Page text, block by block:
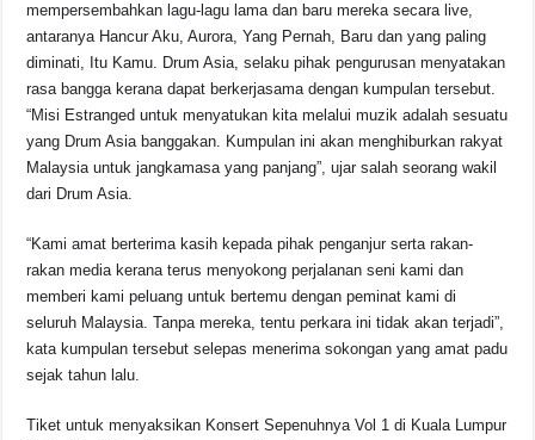
mempersembahkan lagu-lagu lama dan baru mereka secara live,
antaranya Hancur Aku, Aurora, Yang Pernah, Baru dan yang paling
diminati, Itu Kamu. Drum Asia, selaku pihak pengurusan menyatakan
rasa bangga kerana dapat berkerjasama dengan kumpulan tersebut.
“Misi Estranged untuk menyatukan kita melalui muzik adalah sesuatu
yang Drum Asia banggakan. Kumpulan ini akan menghiburkan rakyat
Malaysia untuk jangkamasa yang panjang”, ujar salah seorang wakil
dari Drum Asia.
“Kami amat berterima kasih kepada pihak penganjur serta rakan-
rakan media kerana terus menyokong perjalanan seni kami dan
memberi kami peluang untuk bertemu dengan peminat kami di
seluruh Malaysia. Tanpa mereka, tentu perkara ini tidak akan terjadi”,
kata kumpulan tersebut selepas menerima sokongan yang amat padu
sejak tahun lalu.
Tiket untuk menyaksikan Konsert Sepenuhnya Vol 1 di Kuala Lumpur